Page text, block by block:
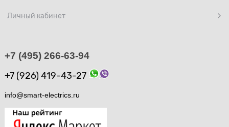
Личный кабинет
+7 (495) 266-63-94
+7 (926) 419-43-27
info@smart-electrics.ru